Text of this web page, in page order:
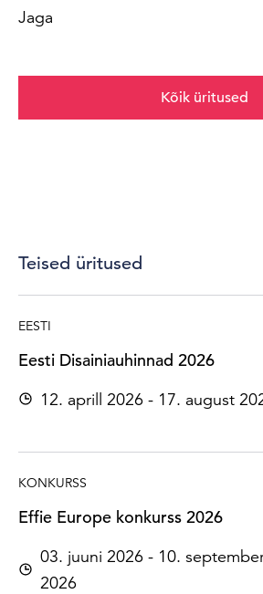
Jaga
Kõik üritused
Teised üritused
EESTI
Eesti Disainiauhinnad 2026
12. aprill 2026 - 17. august
KONKURSS
Effie Europe konkurss 2026
03. juuni 2026 - 10.
2026